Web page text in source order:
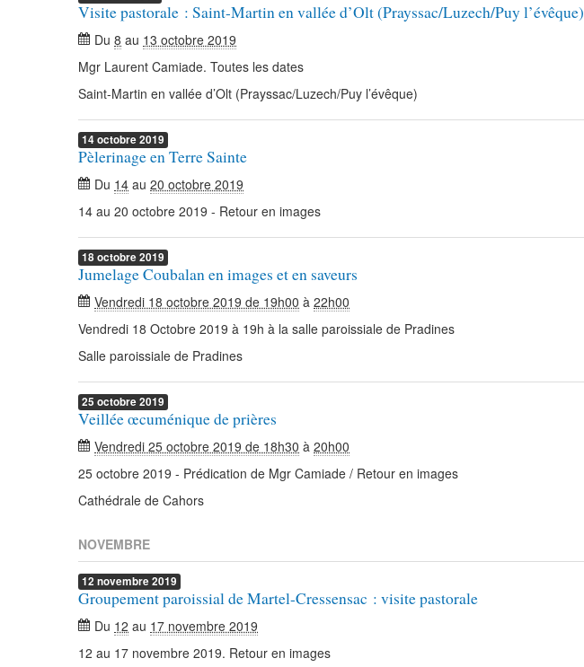
Visite pastorale : Saint-Martin en vallée d’Olt (Prayssac/Luzech/Puy l’évêque)
Du 8 au 13 octobre 2019
Mgr Laurent Camiade. Toutes les dates
Saint-Martin en vallée d’Olt (Prayssac/Luzech/Puy l’évêque)
14octobre2019
Pèlerinage en Terre Sainte
Du 14 au 20 octobre 2019
14 au 20 octobre 2019 - Retour en images
18octobre2019
Jumelage Coubalan en images et en saveurs
Vendredi 18 octobre 2019 de 19h00 à 22h00
Vendredi 18 Octobre 2019 à 19h à la salle paroissiale de Pradines
Salle paroissiale de Pradines
25 octobre2019
Veillée œcuménique de prières
Vendredi 25 octobre 2019 de 18h30 à 20h00
25 octobre 2019 - Prédication de Mgr Camiade / Retour en images
Cathédrale de Cahors
NOVEMBRE
12 novembre2019
Groupement paroissial de Martel-Cressensac : visite pastorale
Du 12 au 17 novembre 2019
12 au 17 novembre 2019. Retour en images